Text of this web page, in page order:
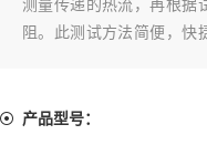
测量传递的热流，再根据
阻。此测试方法简便，快
产品型号：